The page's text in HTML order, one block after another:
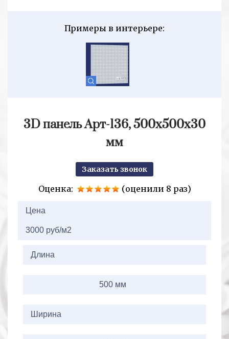
Примеры в интерьере:
3D панель Арт-136, 500х500х30
мм
Заказать звонок
Оценка:
(оценили 8 раз)
Цена
3000 руб/м2
Длина
500 мм
Ширина